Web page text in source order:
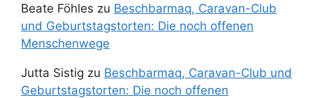
Beate Föhles zu Beschbarmaq, Caravan-Club
und Geburtstagstorten: Die noch offenen
Menschenwege
Jutta Sistig zu Beschbarmaq, Caravan-Club und
Geburtstagstorten: Die noch offenen